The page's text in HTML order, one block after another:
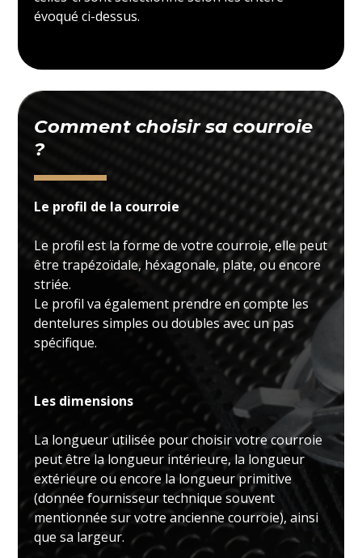
évoqué ci-dessus.
Comment choisir sa courroie
?
Le profil de la courroie
Le profil est la forme de votre courroie, elle peut
être trapézoïdale, héxagonale, plate, ou encore
striée.
Le profil va également prendre en compte les
dentelures simples ou doubles avec un pas
spécifique.
Les dimensions
La longueur utilisée pour choisir votre courroie
peut être la longueur intérieure, la longueur
extérieure ou encore la longueur primitive
(donnée fournisseur technique souvent
mentionnée sur votre ancienne courroie), ainsi
que sa largeur.